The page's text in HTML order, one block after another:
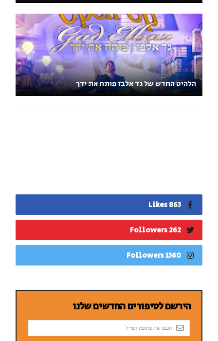
הלהיט החדש של גד אלבז פותח את ידך
863 Likes
262 Followers
1360 Followers